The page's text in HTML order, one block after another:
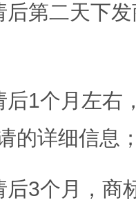
后第二天下
后1个月左
的详细信息
后3个月，